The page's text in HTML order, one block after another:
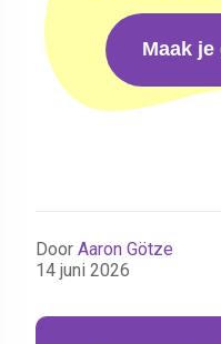
Maak
Door Aaron Götze
14 juni 2026